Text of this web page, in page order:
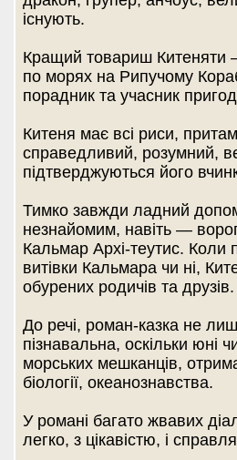
існують.
Кращий товариш Китеняти
по морях на Рипучому
порадник та учасник
Китеня має всі риси,
справедливий, розумний,
підтверджуються його
Тимко завжди ладний
незнайомим, навіть —
Кальмар Архі-теутис. Коли
витівки Кальмара чи ні,
обурених родичів та друзів.
До речі, роман-казка не
пізнавальна, оскільки юні
морських мешканців,
біології, океанознавства.
У романі багато жвавих
легко, з цікавістю, і